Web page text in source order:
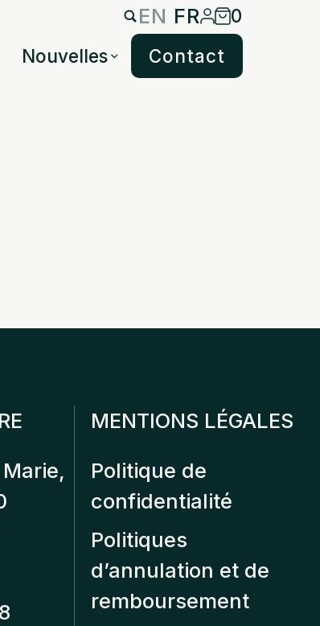
EN FR
0
Nouvelles Contact
MENTIONS LÉGALES
Politique de
confidentialité
Politiques
d’annulation et de
remboursement